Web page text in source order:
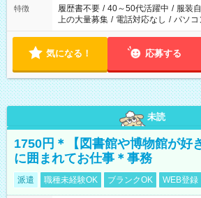
特徴 履歴書不要 / 40～50代活躍中 / 服装
上の大量募集 / 電話対応なし / パソコ
気になる！ 応募する
未読
1750円＊【図書館や博物館が好
に囲まれてお仕事＊事務
派遣 職種未経験OK ブランクOK WEB登録